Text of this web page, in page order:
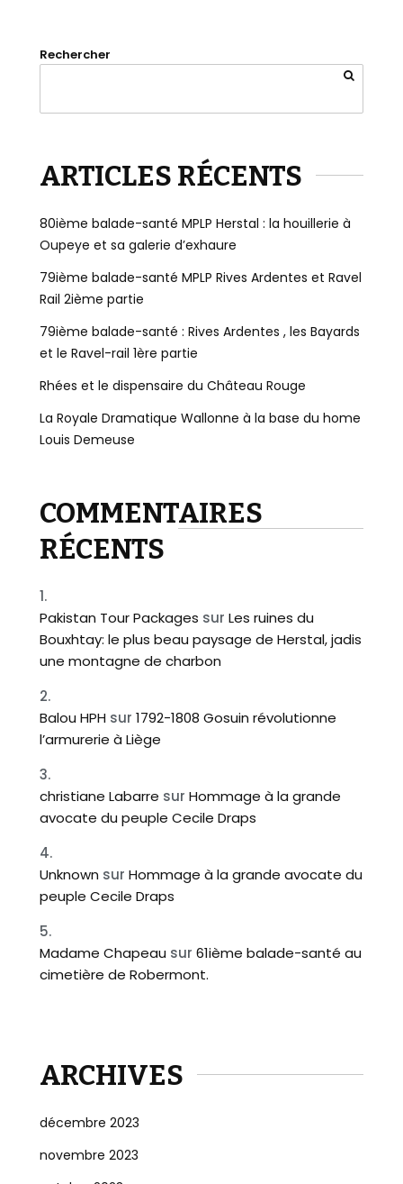
Rechercher
ARTICLES RÉCENTS
80ième balade-santé MPLP Herstal : la houillerie à
Oupeye et sa galerie d’exhaure
79ième balade-santé MPLP Rives Ardentes et Ravel
Rail 2ième partie
79ième balade-santé : Rives Ardentes , les Bayards
et le Ravel-rail 1ère partie
Rhées et le dispensaire du Château Rouge
La Royale Dramatique Wallonne à la base du home
Louis Demeuse
COMMENTAIRES
RÉCENTS
Pakistan Tour Packages sur Les ruines du
Bouxhtay: le plus beau paysage de Herstal, jadis
une montagne de charbon
Balou HPH sur 1792-1808 Gosuin révolutionne
l’armurerie à Liège
christiane Labarre sur Hommage à la grande
avocate du peuple Cecile Draps
Unknown sur Hommage à la grande avocate du
peuple Cecile Draps
Madame Chapeau sur 61ième balade-santé au
cimetière de Robermont.
ARCHIVES
décembre 2023
novembre 2023